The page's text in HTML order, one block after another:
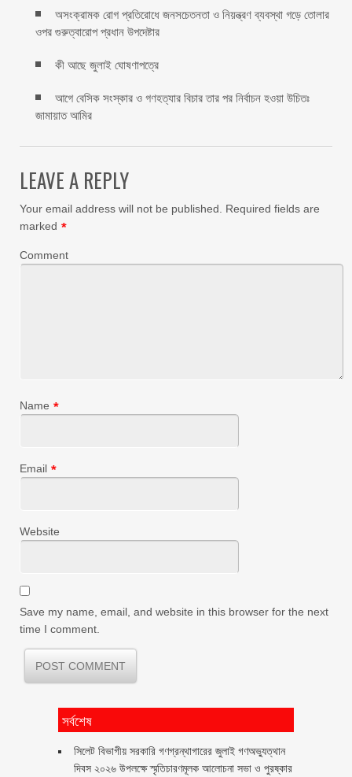
অসংক্রামক রোগ প্রতিরোধে জনসচেতনতা ও নিয়ন্ত্রণ ব্যবস্থা গড়ে তোলার
ওপর গুরুত্বারোপ প্রধান উপদেষ্টার
কী আছে জুলাই ঘোষণাপত্রে
আগে বেসিক সংস্কার ও গণহত্যার বিচার তার পর নির্বাচন হওয়া উচিতঃ
জামায়াত আমির
LEAVE A REPLY
Your email address will not be published.
Required fields are
marked *
Comment
Name *
Email *
Website
Save my name, email, and website in this browser for the next
time I comment.
সর্বশেষ
সিলেট বিভাগীয় সরকারি গণগ্রন্থাগারের জুলাই গণঅভ্যুত্থান
দিবস ২০২৬ উপলক্ষে স্মৃতিচারণমূলক আলোচনা সভা ও পুরষ্কার